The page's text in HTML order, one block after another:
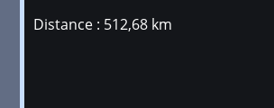
Distance : 512,68 km